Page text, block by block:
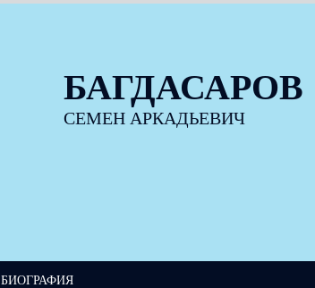
БАГДАСАРОВ
СЕМЕН АРКАДЬЕВИЧ
БИОГРАФИЯ